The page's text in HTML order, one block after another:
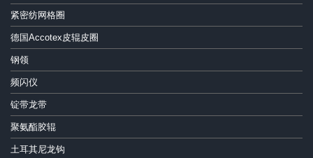
紧密纺网格圈
德国Accotex皮辊皮圈
钢领
频闪仪
锭带龙带
聚氨酯胶辊
土耳其尼龙钩